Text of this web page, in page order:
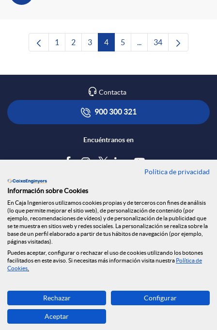
Página
1 Página
2 Página
3 Página
4 Página
5 ...Páginas intermedias
Página
34
Contacta
900 300 321
Encuéntranos en
Tablón de anuncios
Política de cookies
Aviso legal
Seguridad Online
Privacidad
Canal denuncias
Descarga ahora
Banca MOBILE
© Grupo Caja Ingenieros 2026
Política de privacidad
Información sobre Cookies
En Caja Ingenieros utilizamos cookies propias y de terceros con fines de análisis
(lo que permite mejorar el sitio web), de personalización de contenido (por
ejemplo, recomendaciones de vídeos) y de personalización de la publicidad que
se te muestra en sitios web y redes sociales. La personalización se realiza sobre la
base de un perfil elaborado a partir de tus hábitos de navegación (por ejemplo,
páginas visitadas).
Puedes aceptar, configurar o rechazar el uso de cookies utilizando los botones
facilitados en este aviso. Si necesitas más información visita nuestra Política de
Cookies
Rechazar Configurar
Aceptar